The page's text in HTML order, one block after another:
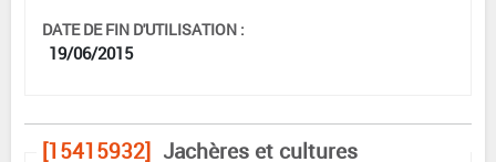
DATE DE FIN D'UTILISATION :
19/06/2015
[15415932] Jachères et cultures